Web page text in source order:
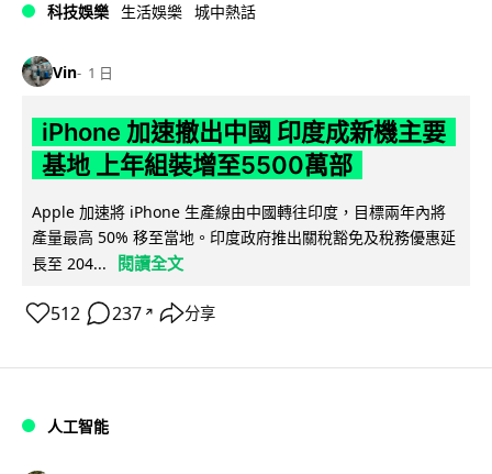
科技娛樂 生活娛樂 城中熱話
Vin 1 日
iPhone 加速撤出中國 印度成新機主要
基地 上年組裝增至5500萬部
Apple 加速將 iPhone 生產線由中國轉往印度，目標兩年內將
產量最高 50% 移至當地。印度政府推出關稅豁免及稅務優惠延
長至 204...
閱讀全文
512 237 ↗ 分享
人工智能